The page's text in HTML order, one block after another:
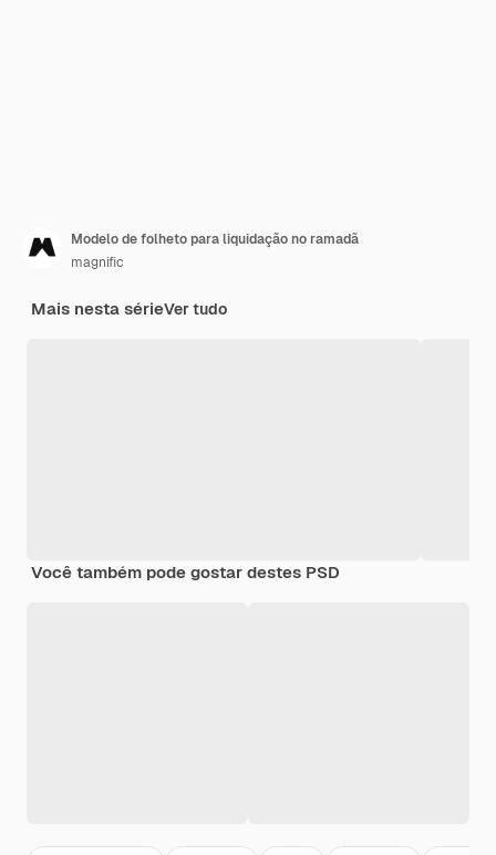
Modelo de folheto para liquidação no ramadã
magnific
Mais nesta sérieVer tudo
Você também pode gostar destes PSD